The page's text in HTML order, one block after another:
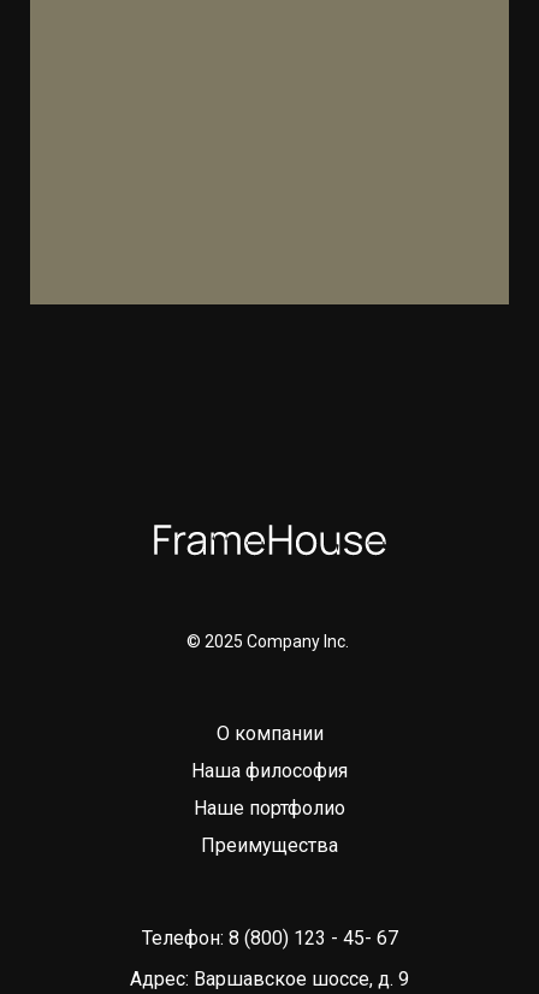
© 2025 Company Inc.
О компании
Наша философия
Наше портфолио
Преимущества
Телефон: 8 (800) 123 - 45- 67
Адрес: Варшавское шоссе, д. 9